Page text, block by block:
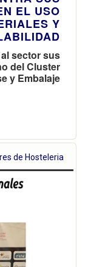
EL USO
Y
sector sus
del Cluster
y Embalaje
de Hosteleria